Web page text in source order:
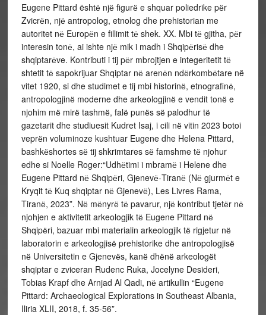
Eugene Pittard ështё njё figurё e shquar poliedrike pёr
Zvicrёn, njё antropolog, etnolog dhe prehistorian me
autoritet nё Europёn e fillimit tё shek. XX. Mbi tё gjitha, pёr
interesin tonё, ai ishte njё mik i madh i Shqipёrisё dhe
shqiptarёve. Kontributi i tij pёr mbrojtjen e integeritetit tё
shtetit tё sapokrijuar Shqiptar nё arenёn ndёrkombёtare në
vitet 1920, si dhe studimet e tij mbi historinё, etnografinё,
antropologjinё moderne dhe arkeologjinё e vendit tonё e
njohim mё mirё tashmё, falё punёs sё palodhur tё
gazetarit dhe studiuesit Kudret Isaj, i cili nё vitin 2023 botoi
veprёn voluminoze kushtuar Eugene dhe Helena Pittard,
bashkёshortes sё tij shkrimtares sё famshme tё njohur
edhe si Noelle Roger:“Udhёtimi i mbramё i Helene dhe
Eugene Pittard nё Shqipёri, Gjenevё-Tiranё (Nё gjurmёt e
Kryqit tё Kuq shqiptar nё Gjenevё), Les Livres Rama,
Tiranё, 2023”. Nё mёnyrё tё pavarur, njё kontribut tjetёr nё
njohjen e aktivitetit arkeologjik tё Eugene Pittard nё
Shqipёri, bazuar mbi materialin arkeologjik tё rigjetur nё
laboratorin e arkeologjisё prehistorike dhe antropologjisё
nё Universitetin e Gjenevёs, kanё dhёnё arkeologёt
shqiptar e zviceran Rudenc Ruka, Jocelyne Desideri,
Tobias Krapf dhe Arnjad Al Qadi, nё artikullin “Eugene
Pittard: Archaeological Explorations in Southeast Albania,
Iliria XLII, 2018, f. 35-56”.